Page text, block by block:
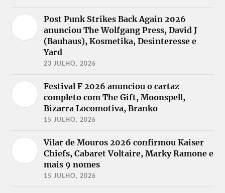
Post Punk Strikes Back Again 2026
anunciou The Wolfgang Press, David J
(Bauhaus), Kosmetika, Desinteresse e
Yard
23 JULHO, 2026
Festival F 2026 anunciou o cartaz
completo com The Gift, Moonspell,
Bizarra Locomotiva, Branko
15 JULHO, 2026
Vilar de Mouros 2026 confirmou Kaiser
Chiefs, Cabaret Voltaire, Marky Ramone e
mais 9 nomes
15 JULHO, 2026